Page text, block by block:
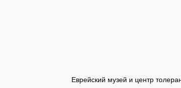
Еврейский музей и центр